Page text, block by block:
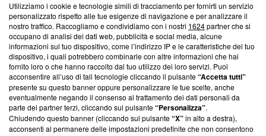
Questa sezione offre informazioni trasparenti su Blasting
News, sui nostri processi editoriali e su come ci impegniamo a
creare news di qualità. Inoltre, afferma la nostra aderenza a
‘Trust Project - News with Integrity’Blasting News non è
ancora membro del programma, ma ha richiesto di farne
parte; Trust Project non ha ancora effettuato una verifica di
conformità agli standard.
Su di noi
Team editoriale
Utilizziamo i cookie e tecnologie simili di tracciamento per fornirti un servizio
personalizzato rispetto alle tue esigenze di navigazione e per analizzare il
nostro traffico. Raccogliamo e condividiamo con i nostri 1624partner che si
occupano di analisi dei dati web, pubblicità e social media, alcune
informazioni sul tuo dispositivo, come l’indirizzo IP e le caratteristiche del tuo
dispositivo, i quali potrebbero combinarle con altre informazioni che hai
fornito loro o che hanno raccolto dal tuo utilizzo dei loro servizi. Puoi
acconsentire all’uso di tali tecnologie cliccando il pulsante“Accetta tutti”
presente su questo banner oppure personalizzare le tue scelte, anche
eventualmente negando il consenso al trattamento dei dati personali da
parte dei partner terzi, cliccando sul pulsante“Personalizza”.
Chiudendo questo banner (cliccando sul pulsante“X”in alto a destra),
acconsenti al permanere delle impostazioni predefinite che non consentono